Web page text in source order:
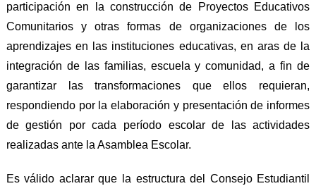
participación en la construcción de Proyectos Educativos
Comunitarios y otras formas de organizaciones de los
aprendizajes en las instituciones educativas, en aras de la
integración de las familias, escuela y comunidad, a fin de
garantizar las transformaciones que ellos requieran,
respondiendo por la e laboración y presentación de informes
de gestión por cada período escolar de las actividades
realizadas ante la Asamblea Escolar.
Es válido aclarar que la estructura del Consejo Estudiantil